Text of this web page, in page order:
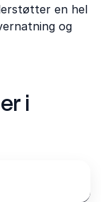
en hel
og
i